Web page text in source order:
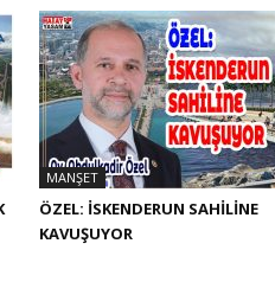
MANŞET
ÖZEL: İSKENDERUN SAHİLİNE
KAVUŞUYOR